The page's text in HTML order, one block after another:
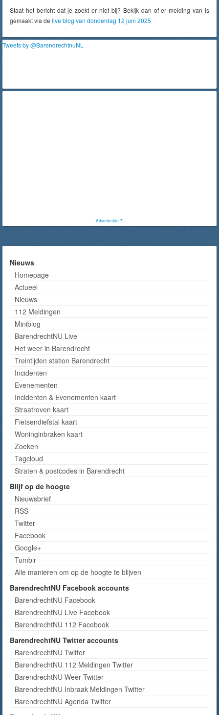
Staat het bericht dat je zoekt er niet bij? Bekijk dan of er melding van is
gemaakt via de live blog van donderdag 12 juni 2025
Tweets by @BarendrechtnuNL
-Advertentie (?)-
Nieuws
Homepage
Actueel
Nieuws
112 Meldingen
Miniblog
BarendrechtNU Live
Het weer in Barendrecht
Treintijden station Barendrecht
Incidenten
Evenementen
Incidenten & Evenementen kaart
Straatroven kaart
Fietsendiefstal kaart
Woninginbraken kaart
Zoeken
Tagcloud
Straten & postcodes in Barendrecht
Blijf op de hoogte
Nieuwsbrief
RSS
Twitter
Facebook
Google+
Tumblr
Alle manieren om op de hoogte te blijven
BarendrechtNU Facebook accounts
BarendrechtNU Facebook
BarendrechtNU Live Facebook
BarendrechtNU 112 Facebook
BarendrechtNU Twitter accounts
BarendrechtNU Twitter
BarendrechtNU 112 Meldingen Twitter
BarendrechtNU Weer Twitter
BarendrechtNU Inbraak Meldingen Twitter
BarendrechtNU Agenda Twitter